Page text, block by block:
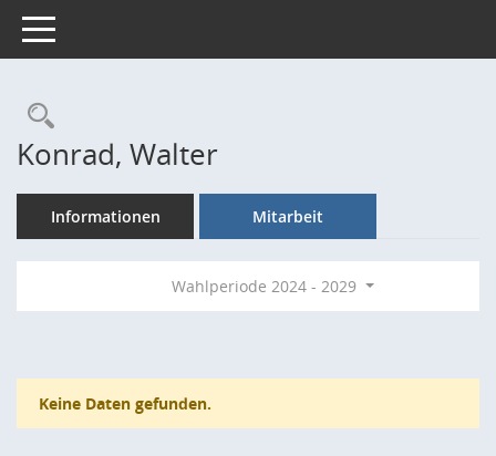
Toggle navigation
Rechercheauswahl
Konrad, Walter
Informationen Mitarbeit
Wahlperiode 2024 - 2029
Keine Daten gefunden.